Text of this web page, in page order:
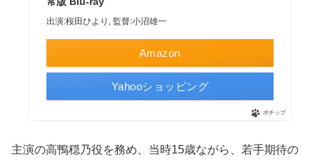
出演:桜田ひより, 監督:小沼雄一
Amazon
Yahooショッピング
ポチップ
主演の高鴨穏乃役を務め、当時15歳ながら、若手期待の